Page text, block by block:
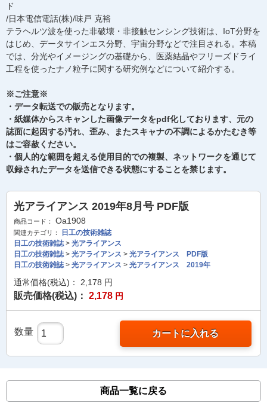
ド
/日本電信電話(株)/味戸 克裕
テラヘルツ波を使った非破壊・非接触センシング技術は、IoT分野を
はじめ、データサインエス分野、宇宙分野などで注目される。本稿
では、分光やイメージングの基礎から、医薬結晶やフリーズドライ
工程を使ったナノ粒子に関する研究例などについて紹介する。
※ご注意※
・データ転送での販売となります。
・紙媒体からスキャンした画像データをpdf化しております、元の
誌面に起因する汚れ、歪み、またスキャナの不調によるかたむき等
はご容赦ください。
・個人的な範囲を超える使用目的での複製、ネットワークを通じて
収録されたデータを送信できる状態にすることを禁じます。
光アライアンス 2019年8月号 PDF版
商品コード： Oa1908
関連カテゴリ：
日工の技術雑誌
日工の技術雑誌> 光アライアンス
日工の技術雑誌> 光アライアンス > 光アライアンス PDF版
日工の技術雑誌> 光アライアンス > 光アライアンス 2019年
通常価格(税込)： 2,178 円
販売価格(税込)： 2,178 円
数量 カートに入れる
商品一覧に戻る